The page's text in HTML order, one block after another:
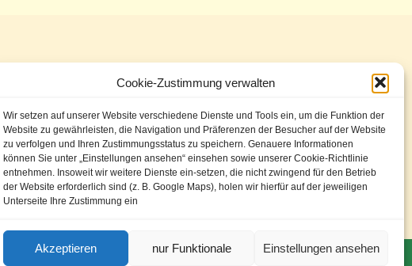
Cookie-Zustimmung verwalten
Wir setzen auf unserer Website verschiedene Dienste und Tools ein, um die Funktion der
Website zu gewährleisten, die Navigation und Präferenzen der Besucher auf der Website
zu verfolgen und Ihren Zustimmungsstatus zu speichern. Genauere Informationen
können Sie unter „Einstellungen ansehen“ einsehen sowie unserer Cookie-Richtlinie
entnehmen. Insoweit wir weitere Dienste ein-setzen, die nicht zwingend für den Betrieb
der Website erforderlich sind (z. B. Google Maps), holen wir hierfür auf der jeweiligen
Unterseite Ihre Zustimmung ein
Akzeptieren nur Funktionale Einstellungen ansehen
77/11
2236 / 311 344
344 20